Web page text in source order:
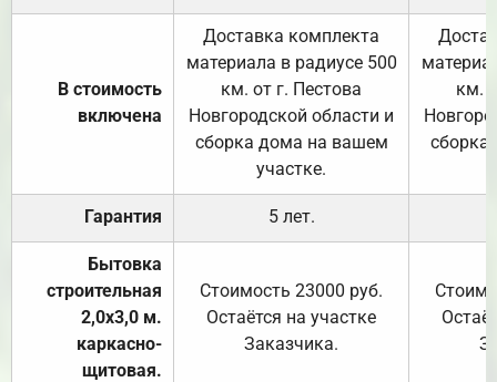
В стоимость
включена
Доставка комплекта
материала в радиусе 500
км. от г. Пестова
Новгородской области и
сборка дома на вашем
участке.
км.
Гарантия 5 лет.
Бытовка
строительная
2,0х3,0 м.
каркасно-
щитовая.
Стоимость 23000 руб.
Остаётся на участке
Заказчика.